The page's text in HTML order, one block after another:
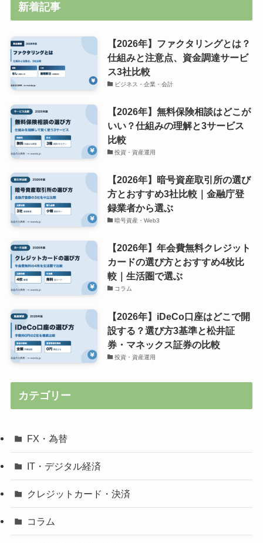
新着記事
【2026年】ファクタリングとは？
仕組みと注意点、資金調達サービ
ス3社比較
ビジネス・企業・会計
【2026年】無料保険相談はどこが
いい？仕組みの理解と3サービス
比較
投資・資産運用
【2026年】暗号資産取引所の選び
方とおすすめ3社比較｜金融庁登
録業者から選ぶ
暗号資産・Web3
【2026年】年会費無料クレジット
カードの選び方とおすすめ4枚比
較｜生活圏で選ぶ
コラム
【2026年】iDeCo口座はどこで開
設する？選び方3基準と松井証
券・マネックス証券の比較
投資・資産運用
カテゴリー
FX・為替
IT・デジタル経済
クレジットカード・決済
コラム